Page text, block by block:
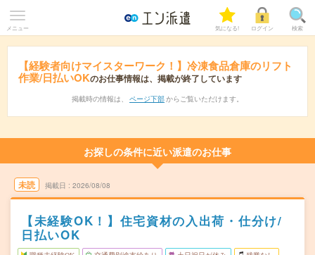
メニュー 気になる! ログイン 検索
【経験者向けマイスターワーク！】冷凍食品倉庫のリフト
作業/日払いOKのお仕事情報は、掲載が終了しています
掲載時の情報は、 ページ下部 からご覧いただけます。
お探しの条件に近い派遣のお仕事
未読 掲載日 2026/08/08
【未経験OK！】住宅資材の入出荷・仕分け/
日払いOK